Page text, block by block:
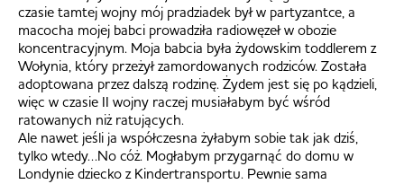
czasie tamtej wojny mój pradziadek był w partyzantce, a
macocha mojej babci prowadziła radiowęzeł w obozie
koncentracyjnym. Moja babcia była żydowskim toddlerem z
Wołynia, który przeżył zamordowanych rodziców. Została
adoptowana przez dalszą rodzinę. Żydem jest się po kądzieli,
więc w czasie II wojny raczej musiałabym być wśród
ratowanych niż ratujących.
Ale nawet jeśli ja współczesna żyłabym sobie tak jak dziś,
tylko wtedy…No cóż. Mogłabym przygarnąć do domu w
Londynie dziecko z Kindertransportu. Pewnie sama